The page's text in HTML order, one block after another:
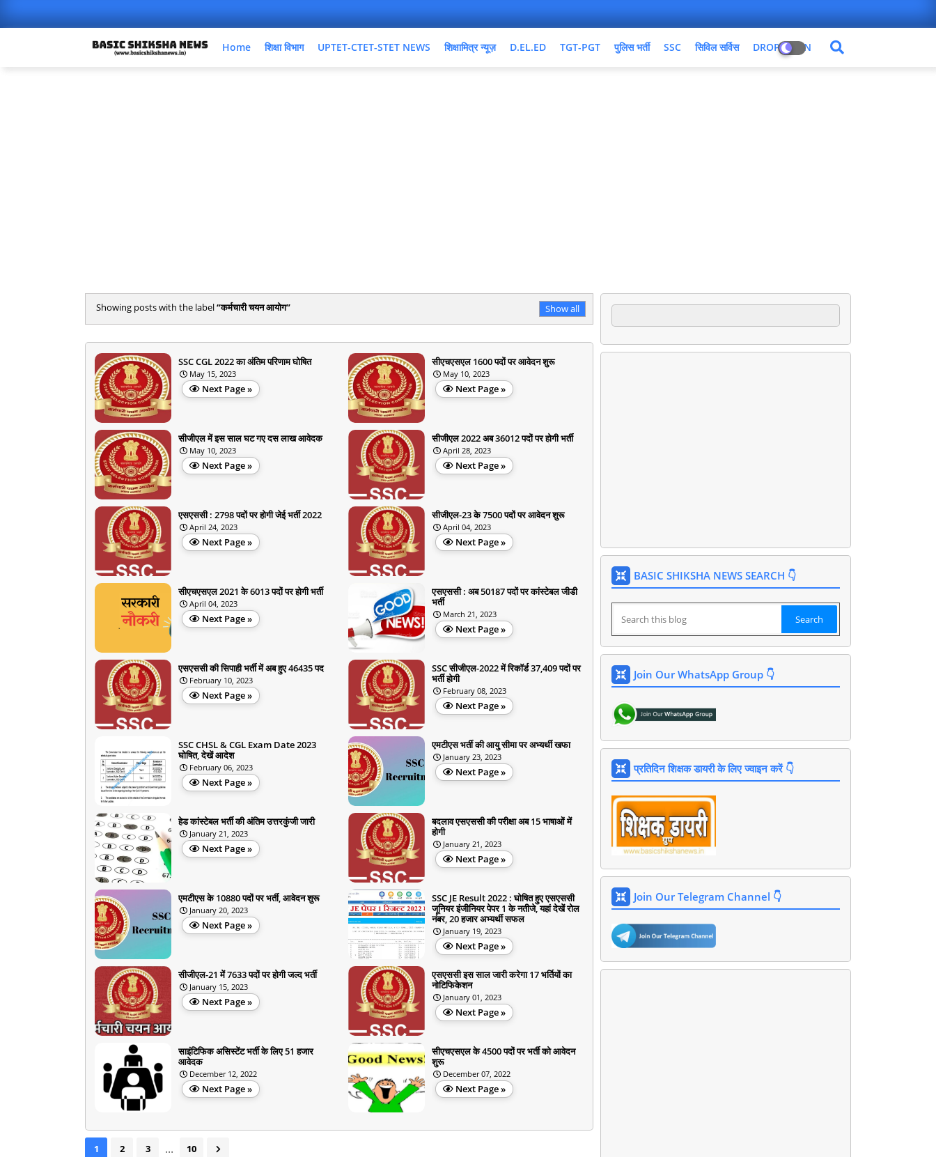
Home शिक्षा विभाग UPTET-CTET-STET NEWS शिक्षामित्र न्यूज़ D.EL.ED TGT-PGT पुलिस भर्ती SSC सिविल सर्विस DROPDOWN
Showing posts with the label कर्मचारी चयन आयोग Show all
SSC CGL 2022 का अंतिम परिणाम घोषित
May 15, 2023
Next Page »
सीएचएसएल 1600 पदों पर आवेदन शुरू
May 10, 2023
Next Page »
सीजीएल में इस साल घट गए दस लाख आवेदक
May 10, 2023
Next Page »
सीजीएल 2022 अब 36012 पदों पर होगी भर्ती
April 28, 2023
Next Page »
एसएससी : 2798 पदों पर होगी जेई भर्ती 2022
April 24, 2023
Next Page »
सीजीएल-23 के 7500 पदों पर आवेदन शुरू
April 04, 2023
Next Page »
सीएचएसएल 2021 के 6013 पदों पर होगी भर्ती
April 04, 2023
Next Page »
एसएससी : अब 50187 पदों पर कांस्टेबल जीडी
भर्ती
March 21, 2023
Next Page »
एसएससी की सिपाही भर्ती में अब हुए 46435 पद
February 10, 2023
Next Page »
SSC सीजीएल-2022 में रिकॉर्ड 37,409 पदों पर
भर्ती होगी
February 08, 2023
Next Page »
SSC CHSL & CGL Exam Date 2023
घोषित, देखें आदेश
February 06, 2023
Next Page »
एमटीएस भर्ती की आयु सीमा पर अभ्यर्थी खफा
January 23, 2023
Next Page »
हेड कांस्टेबल भर्ती की अंतिम उत्तरकुंजी जारी
January 21, 2023
Next Page »
बदलाव एसएससी की परीक्षा अब 15 भाषाओं में
होगी
January 21, 2023
Next Page »
एमटीएस के 10880 पदों पर भर्ती, आवेदन शुरू
January 20, 2023
Next Page »
SSC JE Result 2022 : घोषित हुए एसएससी
जूनियर इंजीनियर पेपर 1 के नतीजे, यहां देखें रोल
नंबर, 20 हजार अभ्यर्थी सफल
January 19, 2023
Next Page »
सीजीएल-21 में 7633 पदों पर होगी जल्द भर्ती
January 15, 2023
Next Page »
एसएससी इस साल जारी करेगा 17 भर्तियों का
नोटिफिकेशन
January 01, 2023
Next Page »
साइंटिफिक असिस्टेंट भर्ती के लिए 51 हजार
आवेदक
December 12, 2022
Next Page »
सीएचएसएल के 4500 पदों पर भर्ती को आवेदन
शुरू
December 07, 2022
Next Page »
1 2 3 ... 10
BASIC SHIKSHA NEWS SEARCH 👇
Join Our WhatsApp Group 👇
प्रतिदिन शिक्षक डायरी के लिए ज्वाइन करें 👇
Join Our Telegram Channel 👇